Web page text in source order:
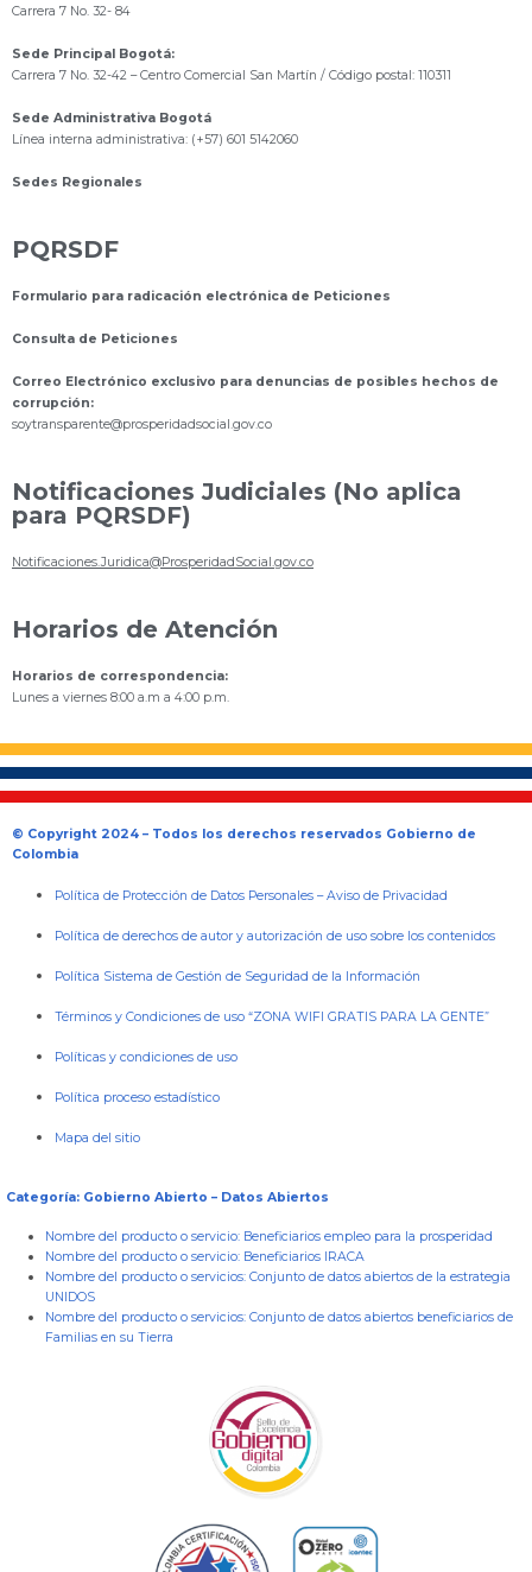
Carrera 7 No. 32- 84
Sede Principal Bogotá:
Carrera 7 No. 32-42 – Centro Comercial San Martín / Código postal: 110311
Sede Administrativa Bogotá
Línea interna administrativa: (+57) 601 5142060
Sedes Regionales
PQRSDF
Formulario para radicación electrónica de Peticiones
Consulta de Peticiones
Correo Electrónico exclusivo para denuncias de posibles hechos de
corrupción:
soytransparente@prosperidadsocial.gov.co
Notificaciones Judiciales (No aplica
para PQRSDF)
Notificaciones.Juridica@ProsperidadSocial.gov.co
Horarios de Atención
Horarios de correspondencia:
Lunes a viernes 8:00 a.m a 4:00 p.m.
© Copyright 2024 – Todos los derechos reservados Gobierno de
Colombia
Política de Protección de Datos Personales –Aviso de Privacidad
Política de derechos de autor y autorización de uso sobre los contenidos
Política Sistema de Gestión de Seguridad de la Información
Términos y Condiciones de uso “ZONA WIFI GRATIS PARA LA GENTE”
Políticas y condiciones de uso
Política proceso estadístico
Mapa del sitio
Categoría: Gobierno Abierto – Datos Abiertos
Nombre del producto o servicio: Beneficiarios empleo para la prosperidad
Nombre del producto o servicio: Beneficiarios IRACA
Nombre del producto o servicios: Conjunto de datos abiertos de la estrategia
UNIDOS
Nombre del producto o servicios: Conjunto de datos abiertos beneficiarios de
Familias en su Tierra